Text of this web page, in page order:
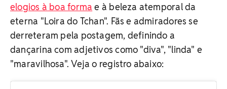
elogios à boa forma e à beleza atemporal da
eterna "Loira do Tchan". Fãs e admiradores se
derreteram pela postagem, definindo a
dançarina com adjetivos como "diva", "linda" e
"maravilhosa". Veja o registro abaixo: